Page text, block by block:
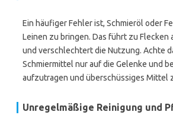
Ein häufiger Fehler ist, Schmieröl oder
Leinen zu bringen. Das führt zu Flecken
und verschlechtert die Nutzung. Achte
Schmiermittel nur auf die Gelenke und
aufzutragen und überschüssiges Mittel
Unregelmäßige Reinigung und